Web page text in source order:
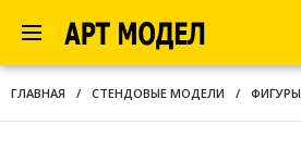
ГЛАВНАЯ / СТЕНДОВЫЕ МОДЕЛИ / ФИГУРЫ